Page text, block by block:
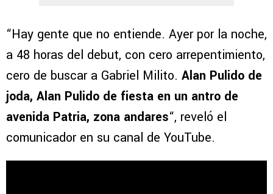
“Hay gente que no entiende. Ayer por la noche,
a 48 horas del debut, con cero arrepentimiento,
cero de buscar a Gabriel Milito. Alan Pulido de
joda, Alan Pulido de fiesta en un antro de
avenida Patria, zona andares“, reveló el
comunicador en su canal de YouTube.